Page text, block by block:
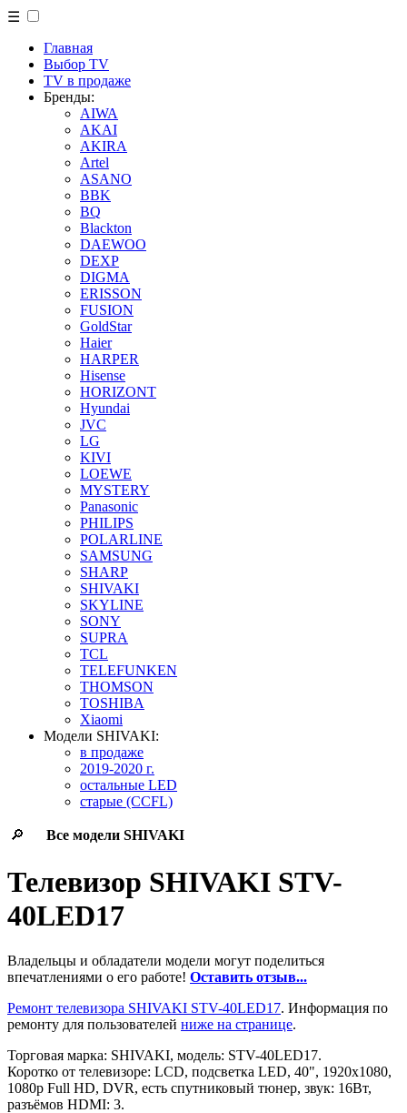
☰
Главная
Выбор TV
TV в продаже
Бренды:
AIWA
AKAI
AKIRA
Artel
ASANO
BBK
BQ
Blackton
DAEWOO
DEXP
DIGMA
ERISSON
FUSION
GoldStar
Haier
HARPER
Hisense
HORIZONT
Hyundai
JVC
LG
KIVI
LOEWE
MYSTERY
Panasonic
PHILIPS
POLARLINE
SAMSUNG
SHARP
SHIVAKI
SKYLINE
SONY
SUPRA
TCL
TELEFUNKEN
THOMSON
TOSHIBA
Xiaomi
Модели SHIVAKI:
в продаже
2019-2020 г.
остальные LED
старые (CCFL)
🔎 Все модели SHIVAKI
Телевизор SHIVAKI STV-
40LED17
Владельцы и обладатели модели могут поделиться
впечатлениями о его работе! Оставить отзыв...
Ремонт телевизора SHIVAKI STV-40LED17. Информация по
ремонту для пользователей ниже на странице.
Торговая марка: SHIVAKI, модель: STV-40LED17.
Коротко от телевизоре: LCD, подсветка LED, 40", 1920x1080,
1080p Full HD, DVR, есть спутниковый тюнер, звук: 16Вт,
разъёмов HDMI: 3.